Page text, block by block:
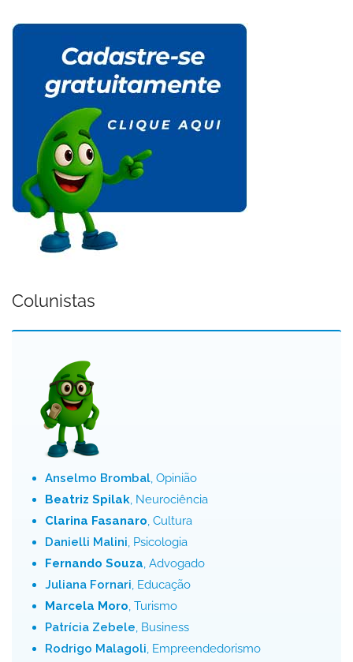
Colunistas
Anselmo Brombal, Opinião
Beatriz Spilak, Neurociência
Clarina Fasanaro, Cultura
Danielli Malini, Psicologia
Fernando Souza, Advogado
Juliana Fornari, Educação
Marcela Moro, Turismo
Patrícia Zebele, Business
Rodrigo Malagoli, Empreendedorismo